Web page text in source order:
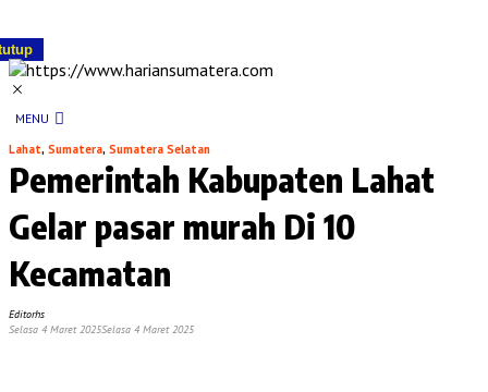
MENU
Lahat, Sumatera, Sumatera Selatan
Pemerintah Kabupaten Lahat
Gelar pasar murah Di 10
Kecamatan
Editorhs
Selasa 4 Maret 2025Selasa 4 Maret 2025